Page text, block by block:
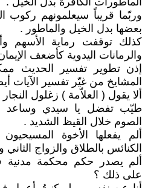
وربّما قريباً سيعلمونهم ركوب
بعضها بدل الخيل والماطور .
كذلك توقفت رماية الأسهم
والرمانات اليدوية كأضعف
إذن تطوير تفسير الحديث
المشايخ من غيّر تفسير الآيات
ألا يقول ( العلاّمة ) زغلول
طيّب تفضل يا سيدي وساعد
الصوم خلال القيظ الشديد .
ألم يفعلها الأخوة
الكنائس بالطلاق والزواج
ألم يصدر حكم محكمة مدنية
على ذلك ؟